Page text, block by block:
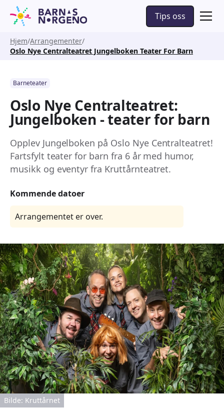
Tips oss
Hjem Arrangementer
Oslo Nye Centralteatret Jungelboken Teater For Barn
Barneteater
Oslo Nye Centralteatret:
Jungelboken - teater for barn
Opplev Jungelboken på Oslo Nye Centralteatret!
Fartsfylt teater for barn fra 6 år med humor,
musikk og eventyr fra Kruttårnteatret.
Kommende datoer
Arrangementet er over.
Bilde: Kruttårnet